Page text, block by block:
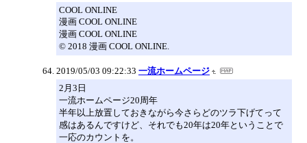
COOL ONLINE
漫画 COOL ONLINE
漫画 COOL ONLINE
© 2018 漫画 COOL ONLINE.
2019/05/03 09:22:33 一流ホームページ
2月3日
一流ホームページ20周年
半年以上放置しておきながら今さらどのツラ下げてって
感はあるんですけど、それでも20年は20年ということで
一応のカウントを。